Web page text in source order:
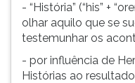
direita
- “História” (“his” +
olhar aquilo que se
testemunhar os
- por influência de
Histórias ao